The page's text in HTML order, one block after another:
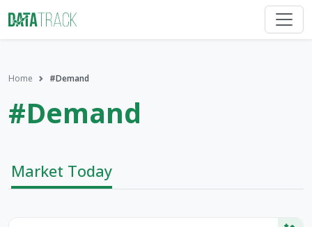
Home #Demand
#Demand
Market Today